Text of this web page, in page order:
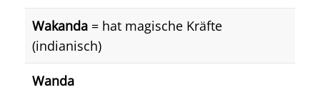
Wakanda = hat magische Kräfte
(indianisch)
Wanda